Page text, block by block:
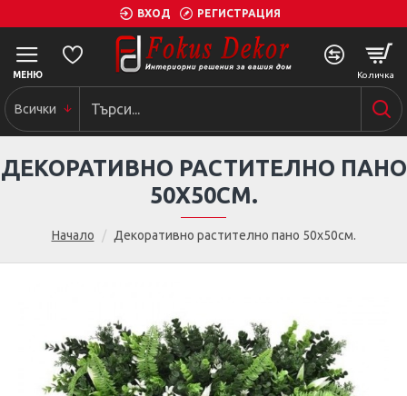
ВХОД РЕГИСТРАЦИЯ
Всички
Начало Декоративно растително пано 50х50см.
ДЕКОРАТИВНО РАСТИТЕЛНО ПАНО
50Х50СМ.